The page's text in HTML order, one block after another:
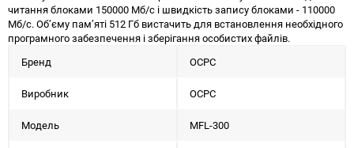
читання блоками 150000 Мб/с і швидкість запису блоками - 110000
Мб/с. Об’єму пам’яті 512 Гб вистачить для встановлення необхідного
програмного забезпечення і зберігання особистих файлів.
Бренд
OCPC
Виробник OCPC
Модель MFL-300